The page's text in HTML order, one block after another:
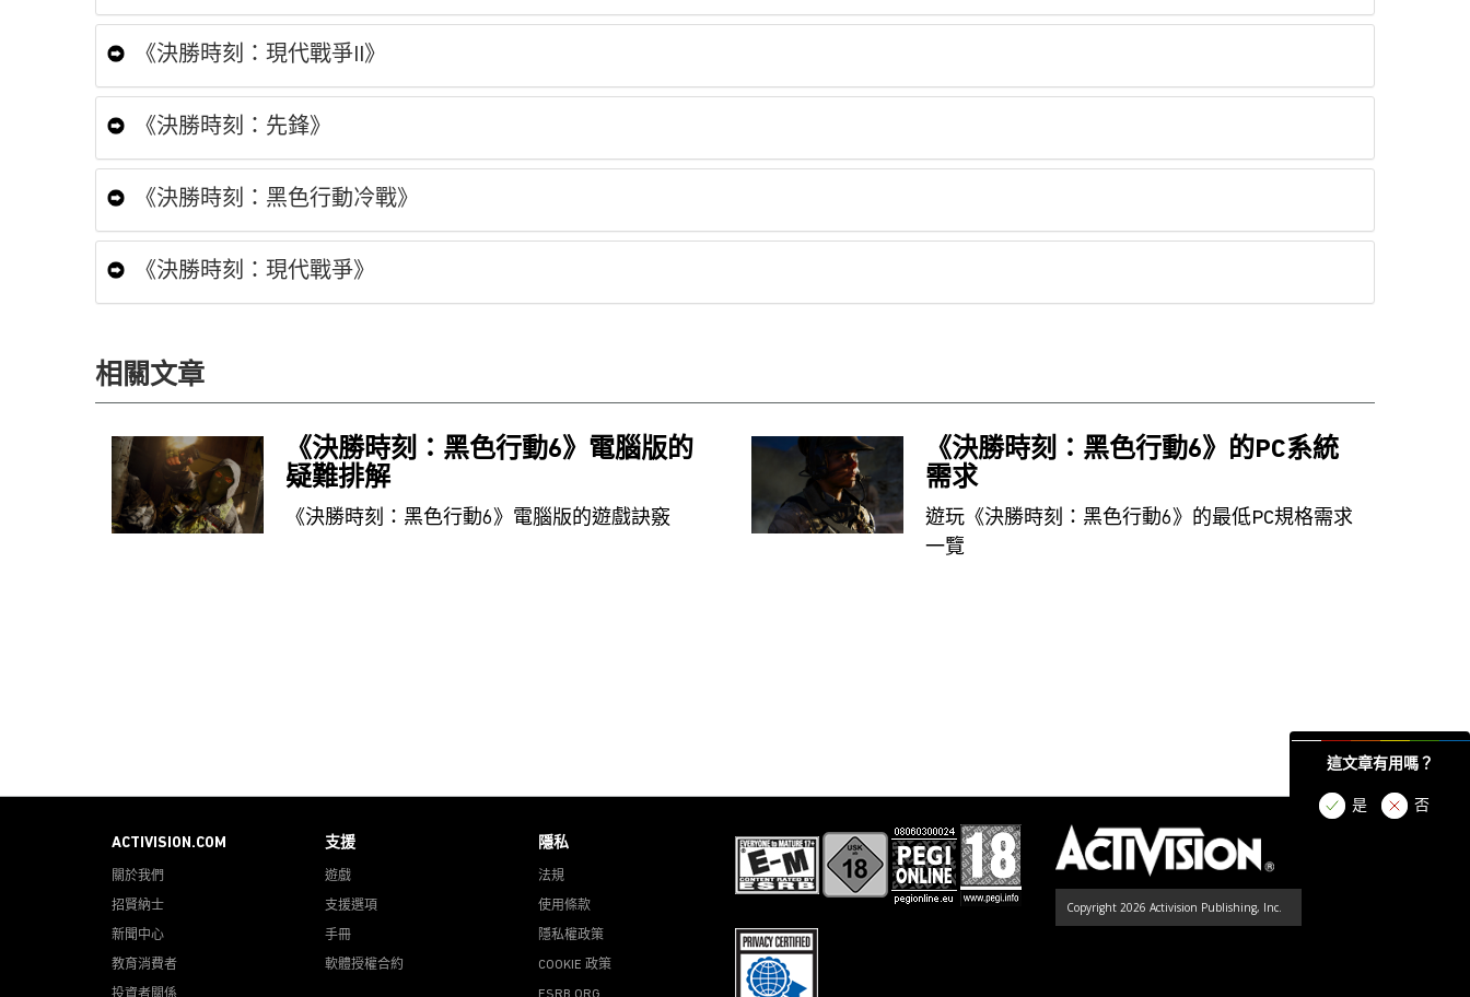
這文章有用嗎？
是 否
《決勝時刻：現代戰爭II》
《決勝時刻：先鋒》
《決勝時刻：黑色行動冷戰》
《決勝時刻：現代戰爭》
相關文章
《決勝時刻：黑色行動6》電腦版的
疑難排解
《決勝時刻：黑色行動6》電腦版的遊戲訣竅
《決勝時刻：黑色行動6》的PC系統
需求
遊玩《決勝時刻：黑色行動6》的最低PC規格需求
一覽
ACTIVISION.COM
關於我們
招賢納士
新聞中心
教育消費者
支援
遊戲
支援選項
手冊
軟體授權合約
隱私
法規
使用條款
隱私權政策
COOKIE 政策
Copyright 2026 Activision Publishing, Inc.